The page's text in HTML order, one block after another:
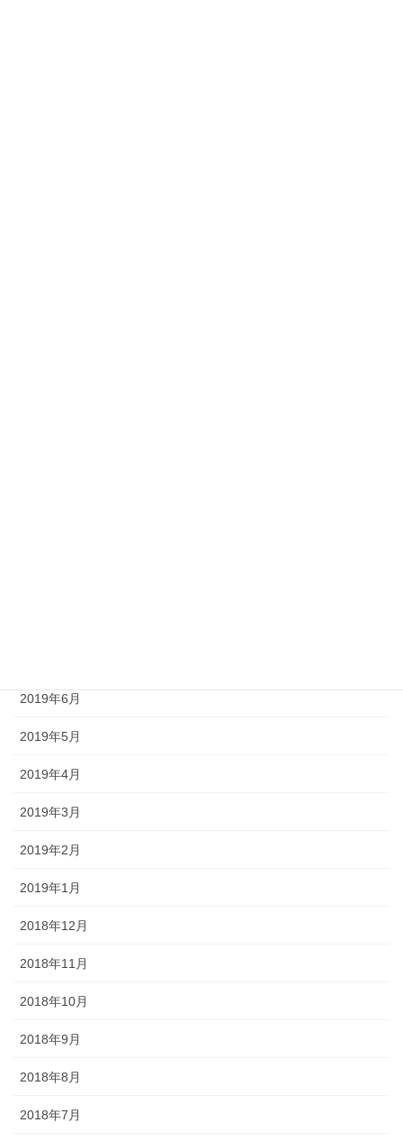
2019年6月
2019年5月
2019年4月
2019年3月
2019年2月
2019年1月
2018年12月
2018年11月
2018年10月
2018年9月
2018年8月
2018年7月